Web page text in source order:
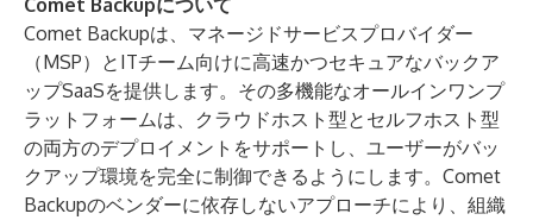
Comet Backupについて
Comet Backupは、マネージドサービスプロバイダー
（MSP）とITチーム向けに高速かつセキュアなバックア
ップSaaSを提供します。その多機能なオールインワンプ
ラットフォームは、クラウドホスト型とセルフホスト型
の両方のデプロイメントをサポートし、ユーザーがバッ
クアップ環境を完全に制御できるようにします。Comet
Backupのベンダーに依存しないアプローチにより、組織